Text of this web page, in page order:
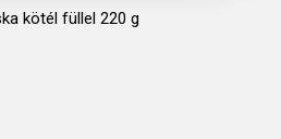
kötél füllel 220 g